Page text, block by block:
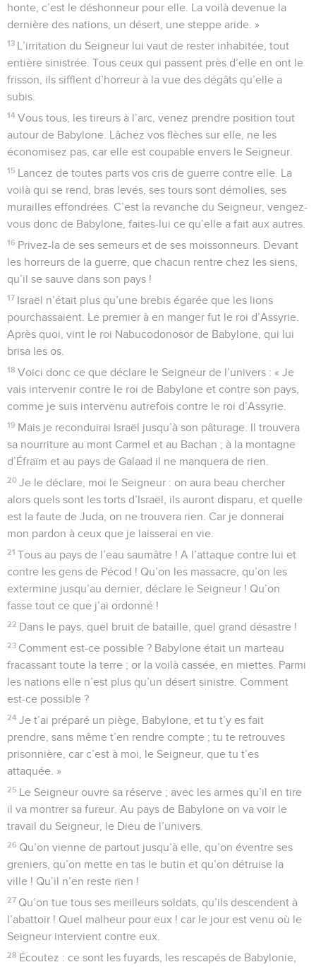
honte, c’est le déshonneur pour elle. La voilà devenue la
dernière des nations, un désert, une steppe aride. »
13 L’irritation du Seigneur lui vaut de rester inhabitée, tout
entière sinistrée. Tous ceux qui passent près d’elle en ont le
frisson, ils sifflent d’horreur à la vue des dégâts qu’elle a
subis.
14 Vous tous, les tireurs à l’arc, venez prendre position tout
autour de Babylone. Lâchez vos flèches sur elle, ne les
économisez pas, car elle est coupable envers le Seigneur.
15 Lancez de toutes parts vos cris de guerre contre elle. La
voilà qui se rend, bras levés, ses tours sont démolies, ses
murailles effondrées. C’est la revanche du Seigneur, vengez-
vous donc de Babylone, faites-lui ce qu’elle a fait aux autres.
16 Privez-la de ses semeurs et de ses moissonneurs. Devant
les horreurs de la guerre, que chacun rentre chez les siens,
qu’il se sauve dans son pays !
17 Israël n’était plus qu’une brebis égarée que les lions
pourchassaient. Le premier à en manger fut le roi d’Assyrie.
Après quoi, vint le roi Nabucodonosor de Babylone, qui lui
brisa les os.
18 Voici donc ce que déclare le Seigneur de l’univers : « Je
vais intervenir contre le roi de Babylone et contre son pays,
comme je suis intervenu autrefois contre le roi d’Assyrie.
19 Mais je reconduirai Israël jusqu’à son pâturage. Il trouvera
sa nourriture au mont Carmel et au Bachan ; à la montagne
d’Éfraïm et au pays de Galaad il ne manquera de rien.
20 Je le déclare, moi le Seigneur : on aura beau chercher
alors quels sont les torts d’Israël, ils auront disparu, et quelle
est la faute de Juda, on ne trouvera rien. Car je donnerai
mon pardon à ceux que je laisserai en vie.
21 Tous au pays de l’eau saumâtre ! A l’attaque contre lui et
contre les gens de Pécod ! Qu’on les massacre, qu’on les
extermine jusqu’au dernier, déclare le Seigneur ! Qu’on
fasse tout ce que j’ai ordonné !
22 Dans le pays, quel bruit de bataille, quel grand désastre !
23 Comment est-ce possible ? Babylone était un marteau
fracassant toute la terre ; or la voilà cassée, en miettes. Parmi
les nations elle n’est plus qu’un désert sinistre. Comment
est-ce possible ?
24 Je t’ai préparé un piège, Babylone, et tu t’y es fait
prendre, sans même t’en rendre compte ; tu te retrouves
prisonnière, car c’est à moi, le Seigneur, que tu t’es
attaquée. »
25 Le Seigneur ouvre sa réserve ; avec les armes qu’il en tire
il va montrer sa fureur. Au pays de Babylone on va voir le
travail du Seigneur, le Dieu de l’univers.
26 Qu’on vienne de partout jusqu’à elle, qu’on éventre ses
greniers, qu’on mette en tas le butin et qu’on détruise la
ville ! Qu’il n’en reste rien !
27 Qu’on tue tous ses meilleurs soldats, qu’ils descendent à
l’abattoir ! Quel malheur pour eux ! car le jour est venu où le
Seigneur intervient contre eux.
28 Écoutez : ce sont les fuyards, les rescapés de Babylonie,